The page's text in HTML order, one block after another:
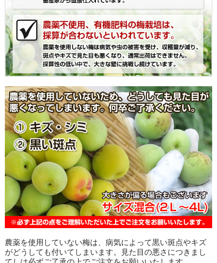
農薬を使用していない梅は、病気によって黒い斑点やキズ
がどうしても付いてしまいます。見た目の悪さにつきまし